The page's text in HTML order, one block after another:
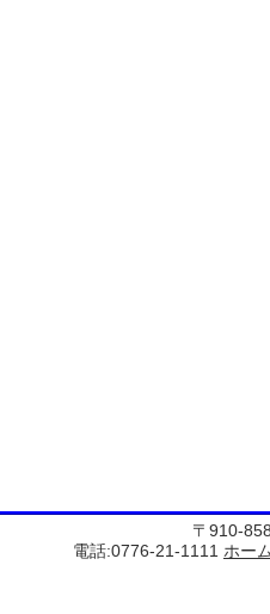
〒910-
電話:0776-21-1111 ホー